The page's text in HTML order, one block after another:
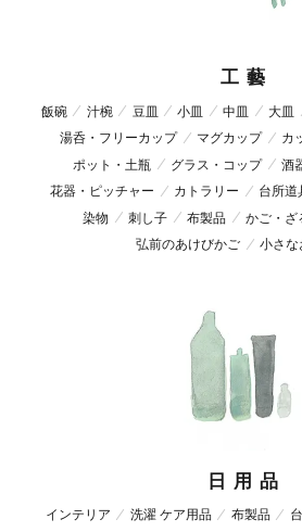
工 藝
飯碗 汁椀 豆皿 小皿 中皿 大皿
湯呑・フリーカップ
マグカップ
カ
ポット・土瓶
グラス・コップ
酒
花器・ピッチャー
カトラリー 台所道
染物
刺し子 布製品
かご・ざ
弘前のあけびかご
小さな
日 用 品
インテリア 洗濯 ケア用品 布製品